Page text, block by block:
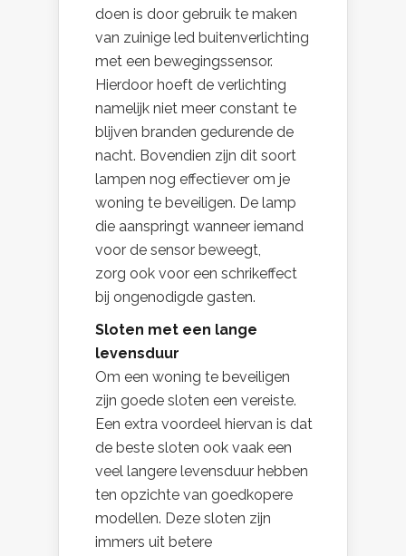
doen is door gebruik te maken
van zuinige led buitenverlichting
met een bewegingssensor.
Hierdoor hoeft de verlichting
namelijk niet meer constant te
blijven branden gedurende de
nacht. Bovendien zijn dit soort
lampen nog effectiever om je
woning te beveiligen. De lamp
die aanspringt wanneer iemand
voor de sensor beweegt,
zorg ook voor een schrikeffect
bij ongenodigde gasten.
Sloten met een lange
levensduur
Om een woning te beveiligen
zijn goede sloten een vereiste.
Een extra voordeel hiervan is dat
de beste sloten ook vaak een
veel langere levensduur hebben
ten opzichte van goedkopere
modellen. Deze sloten zijn
immers uit betere